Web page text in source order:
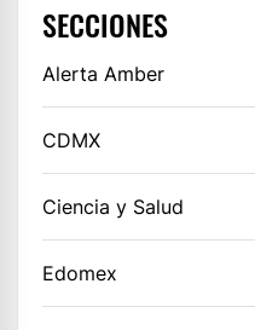
SECCIONES
Alerta Amber
CDMX
Ciencia y Salud
Edomex